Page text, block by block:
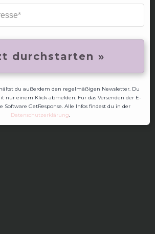
durchstarten »
du außerdem den regelmäßigen Newsletter. Du
nur einem Klick abmelden. Für das Versenden der E-
Software GetResponse. Alle Infos findest du in der
Datenschutzerklärung.